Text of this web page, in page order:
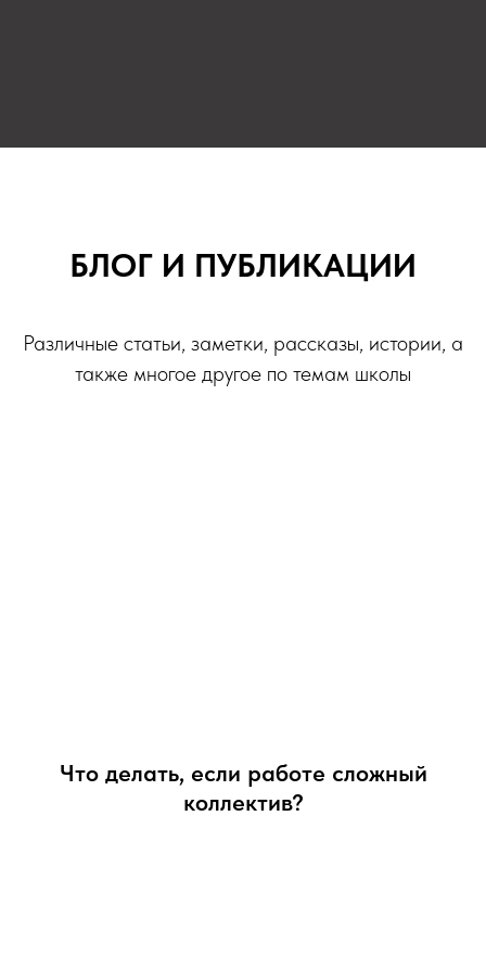
БЛОГ И ПУБЛИКАЦИИ
Различные статьи, заметки, рассказы, истории, а
также многое другое по темам школы
Что делать, если работе сложный
коллектив?